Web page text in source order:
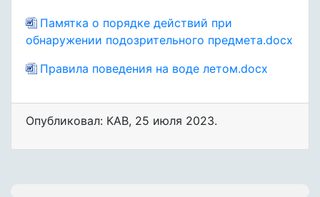
Памятка о порядке действий при
обнаружении подозрительного предмета.docx
Правила поведения на воде летом.docx
Опубликовал: КАВ, 25 июля 2023.